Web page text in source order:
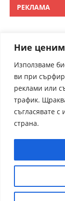
Ние
Използваме
ви при
реклами или
трафик.
съгласявате с
страна.
РЕКЛАМА